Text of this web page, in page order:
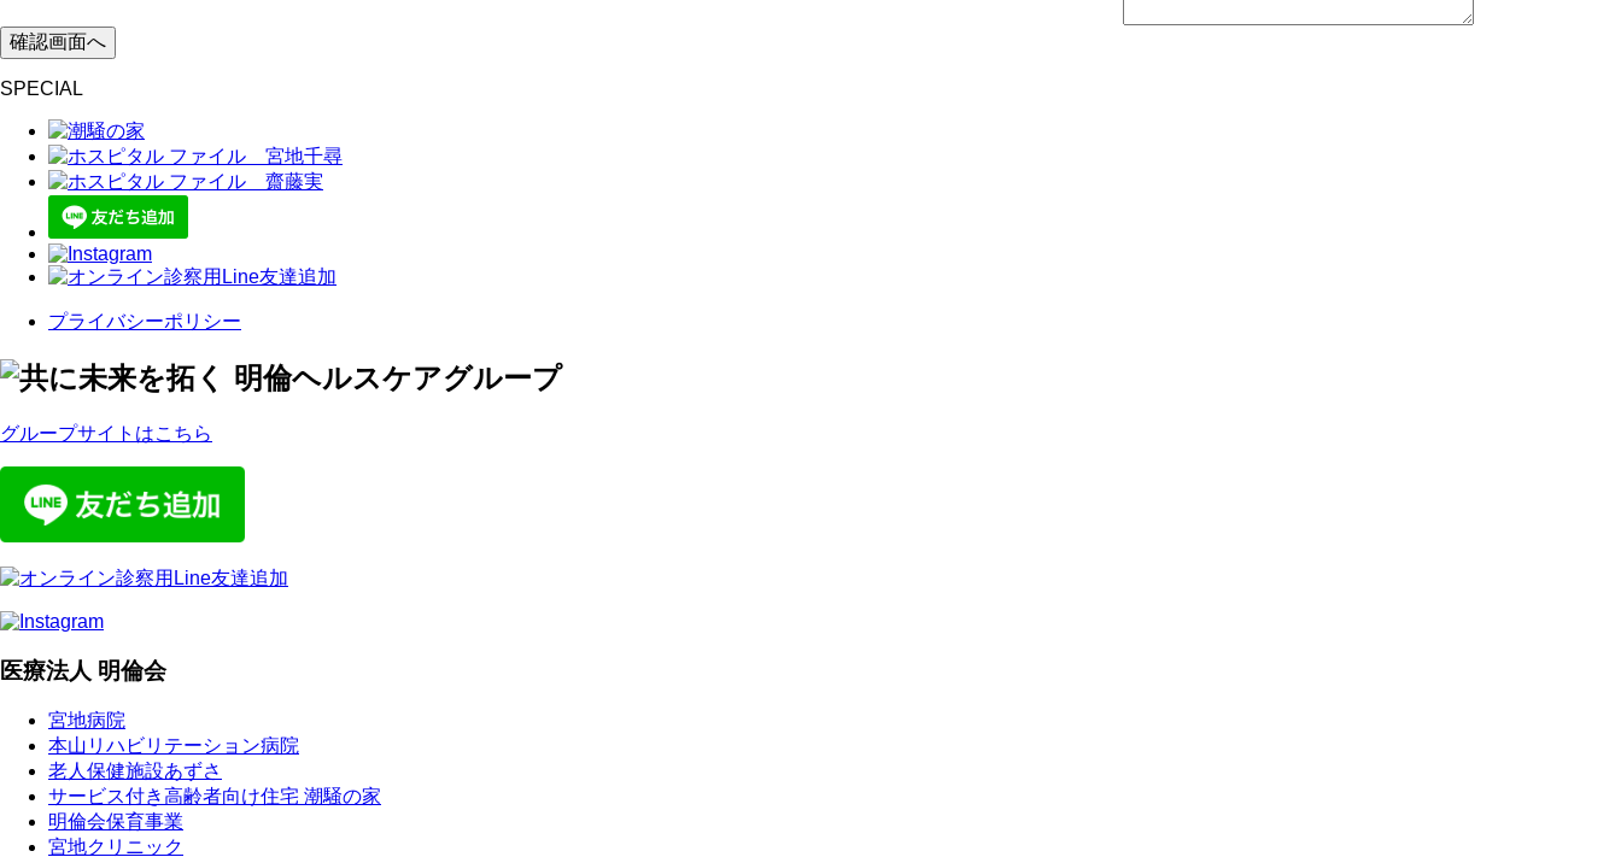
SPECIAL
プライバシーポリシー
グループサイトはこちら
医療法人 明倫会
宮地病院
本山リハビリテーション病院
老人保健施設あずさ
サービス付き高齢者向け住宅 潮騒の家
明倫会保育事業
宮地クリニック